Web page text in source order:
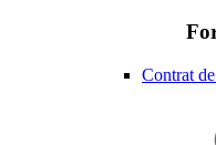
Contrat